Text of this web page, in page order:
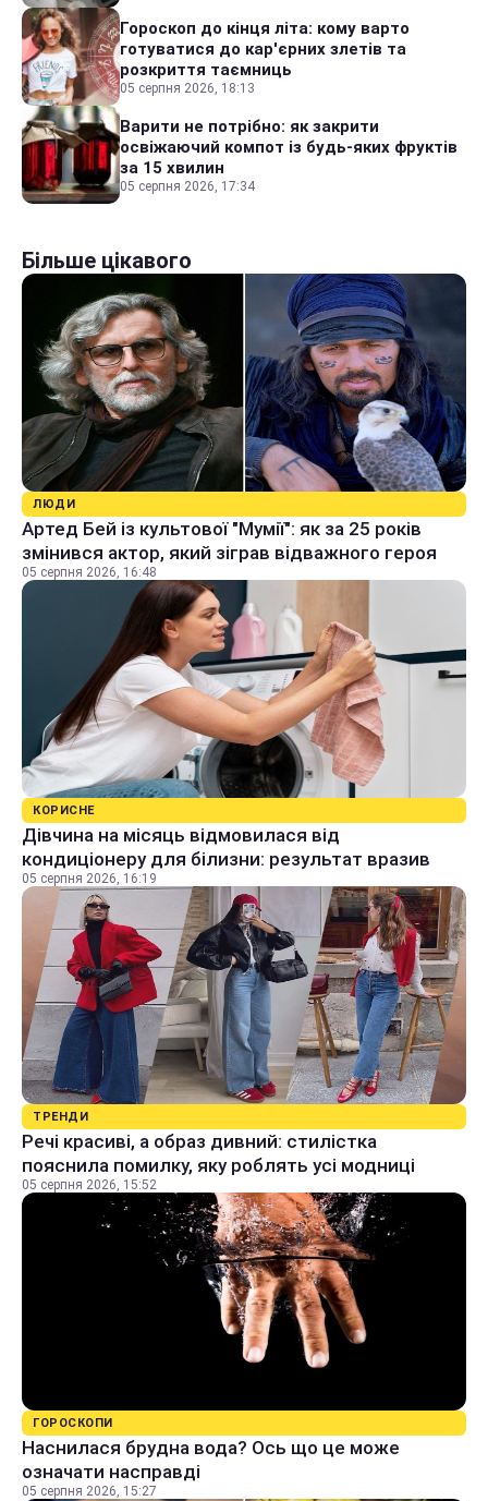
Гороскоп до кінця літа: кому варто
готуватися до кар'єрних злетів та
розкриття таємниць
05 серпня 2026, 18:13
Варити не потрібно: як закрити
освіжаючий компот із будь-яких фруктів
за 15 хвилин
05 серпня 2026, 17:34
Більше цікавого
ЛЮДИ
Артед Бей із культової "Мумії": як за 25 років
змінився актор, який зіграв відважного героя
05 серпня 2026, 16:48
КОРИСНЕ
Дівчина на місяць відмовилася від
кондиціонеру для білизни: результат вразив
05 серпня 2026, 16:19
ТРЕНДИ
Речі красиві, а образ дивний: стилістка
пояснила помилку, яку роблять усі модниці
05 серпня 2026, 15:52
ГОРОСКОПИ
Наснилася брудна вода? Ось що це може
означати насправді
05 серпня 2026, 15:27